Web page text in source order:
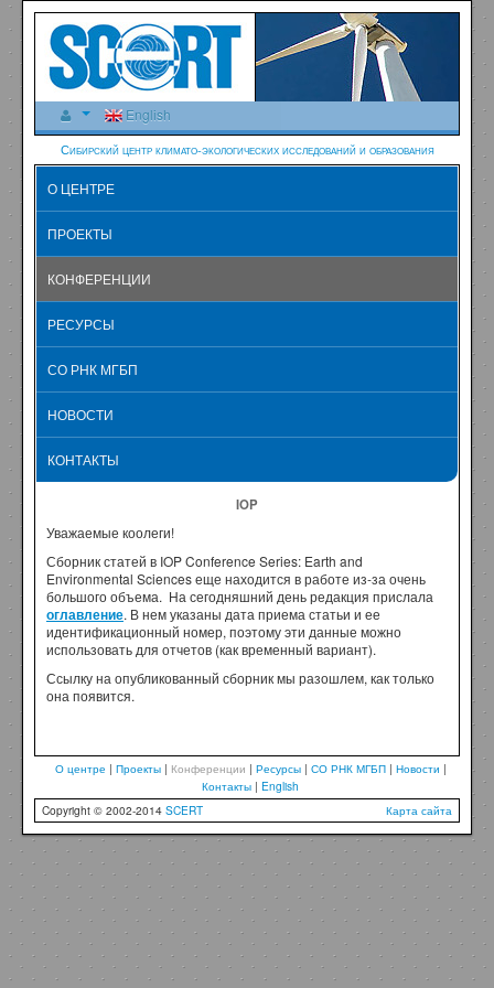
English
Сибирский центр климато-экологических исследований и образования
О ЦЕНТРЕ
ПРОЕКТЫ
КОНФЕРЕНЦИИ
РЕСУРСЫ
СО РНК МГБП
НОВОСТИ
КОНТАКТЫ
IOP
Уважаемые коолеги!
Сборник статей в IOP Conference Series: Earth and
Environmental Sciences еще находится в работе из-за очень
большого объема. На сегодняшний день редакция прислала
оглавление. В нем указаны дата приема статьи и ее
идентификационный номер, поэтому эти данные можно
использовать для отчетов (как временный вариант).
Ссылку на опубликованный сборник мы разошлем, как только
она появится.
О центре | Проекты| Конференции | Ресурсы| СО РНК МГБП| Новости |
Контакты | English
Карта сайта
Copyright © 2002-2014 SCERT